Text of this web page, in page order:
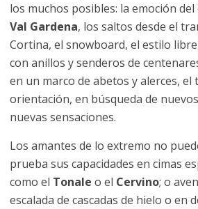
los muchos posibles: la emoción
Val Gardena, los saltos desde el
Cortina, el snowboard, el estilo
con anillos y senderos de
en un marco de abetos y alerces, el
orientación, en búsqueda de
nuevas sensaciones.
Los amantes de lo extremo no
prueba sus capacidades en cimas
como el Tonale o el Cervino; o
escalada de cascadas de hielo o en